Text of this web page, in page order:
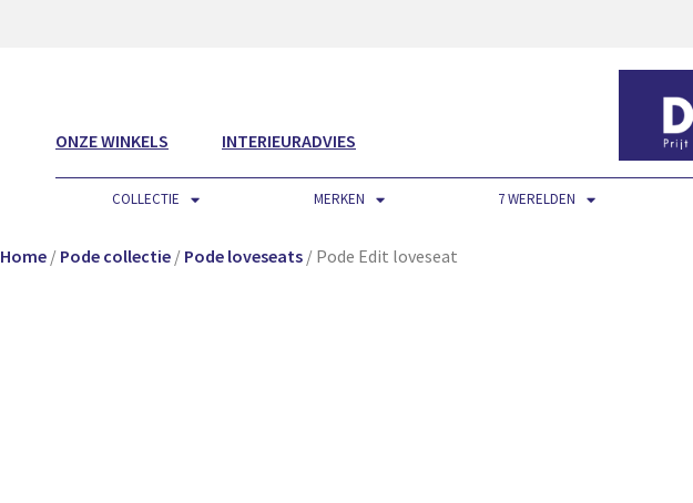
ONZE WINKELS INTERIEURADVIES
COLLECTIE MERKEN 7 WERELDEN
Home / Pode collectie / Pode loveseats / Pode Edit loveseat